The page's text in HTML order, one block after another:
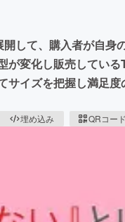
して、購入者が自身
が変化し販売してい
サイズを把握し満足度
埋め込み QRコード